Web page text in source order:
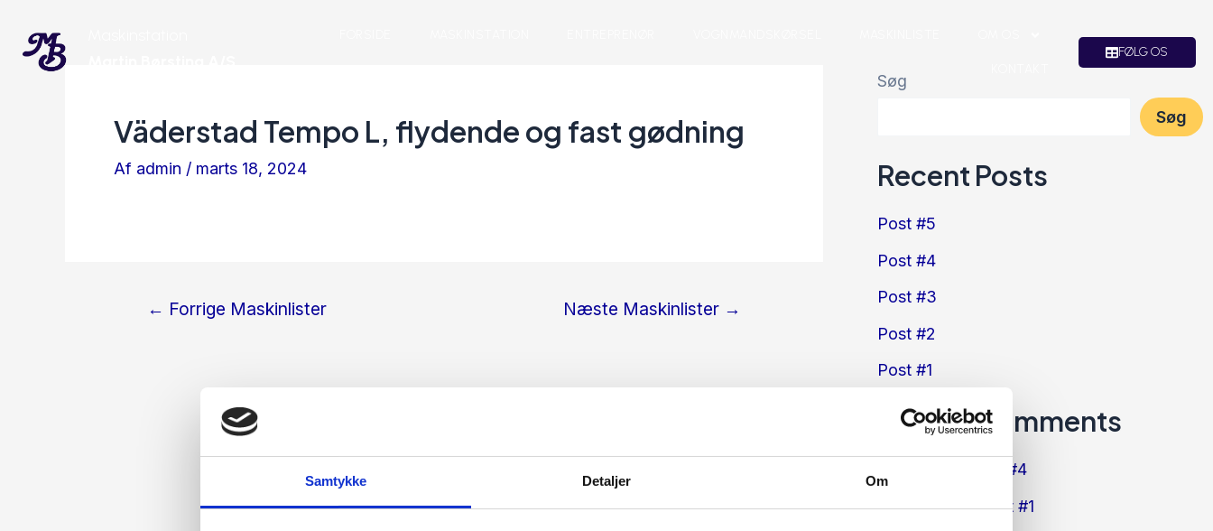
Samtykke Detaljer Om
indholdet
FØLG OS
Väderstad Tempo L, flydende og fast gødning
Af admin / marts 18, 2024
← Forrige Maskinlister Næste Maskinlister →
Søg
Søg
Recent Posts
Post #5
Post #4
Post #3
Post #2
Post #1
Recent Comments
Post #4
ma1_fmoapåPost #1